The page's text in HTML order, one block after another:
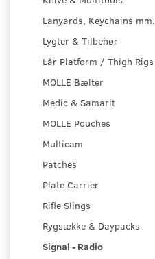
Lanyards, Keychains mm.
Lygter & Tilbehør
Lår Platform / Thigh Rigs
MOLLE Bælter
Medic & Samarit
MOLLE Pouches
Multicam
Patches
Plate Carrier
Rifle Slings
Rygsække & Daypacks
Signal - Radio